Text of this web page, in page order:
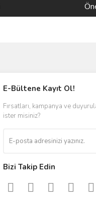
E-Bültene Kayıt Ol!
Fırsatları, kampanya ve
ister misiniz?
Bizi Takip Edin